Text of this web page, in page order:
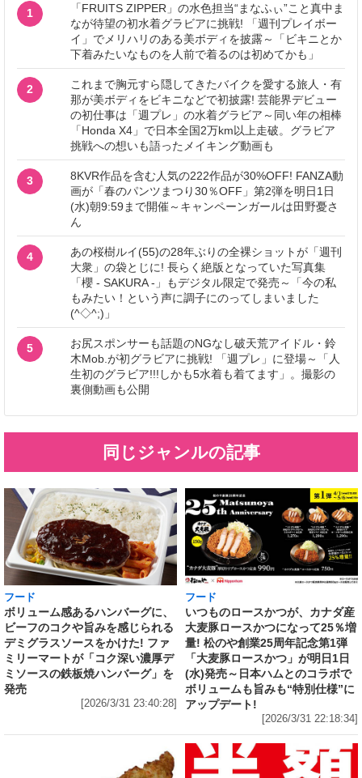
1
「FRUITS ZIPPER」の水色担当“まなふぃ”こと真中ま
なが待望の初水着グラビアに挑戦! 「週刊プレイボー
イ」でメリハリのある美ボディを披露～「ビキニとか
下着みたいなものを人前で着るのは初めてかも」
2
これまで胸元すら隠してきたバイクを愛する旅人・有
那が美ボディをビキニなどで初披露! 芸能界デビュー
の初仕事は「週プレ」の水着グラビア～同い年の相棒
「Honda X4」で日本全国2万km以上走破。グラビア
挑戦への想いも語ったメイキング動画も
3
8KVR作品を含む人気の222作品が30%OFF! FANZA動
画が「春のパンツまつり30％OFF」第2弾を明日1日
(水)朝9:59まで開催～キャンペーンガールは田野憂さ
ん
4
あの桜樹ルイ(55)の28年ぶりの全裸ショットが「週刊
大衆」の袋とじに! 長らく絶版となっていた写真集
「櫻 - SAKURA -」もデジタル限定で発売～「今の私
もみたい！という声に調子にのってしまいました
(^◇^;)」
5
お尻スポンサーも話題のNGなし破天荒アイドル・鈴
木Mob.が初グラビアに挑戦! 「週プレ」に登場～「人
生初のグラビア!!!しかも5水着も着てます」。撮影の
裏側動画も公開
同じジャンルの記事
フード
ボリューム感あるハンバーグに、
ビーフのコクや旨みを感じられる
デミグラスソースをかけた! ファ
ミリーマートが「コク深い濃厚デ
ミソースの鉄板焼ハンバーグ」を
発売
[2026/3/31 23:40:28]
フード
いつものロースかつが、カナダ産
大麦豚ロースかつになって25％増
量! 松のや創業25周年記念第1弾
「大麦豚ロースかつ」が明日1日
(水)発売～日本ハムとのコラボで
ボリュームも旨みも“特別仕様”に
アップデート!
[2026/3/31 22:18:34]